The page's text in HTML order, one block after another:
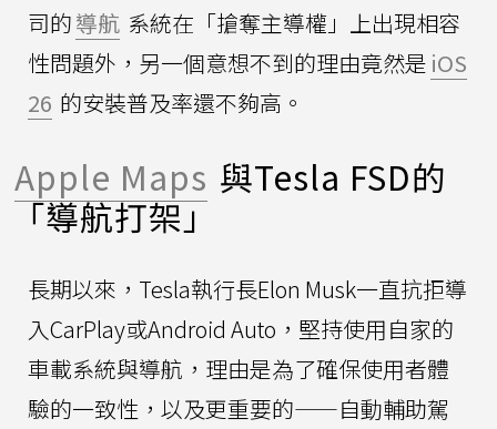
司的導航 系統在「搶奪主導權」上出現相容
性問題外，另一個意想不到的理由竟然是 iOS
26 的安裝普及率還不夠高。
Apple Maps 與Tesla FSD的
「導航打架」
長期以來，Tesla執行長Elon Musk一直抗拒導
入CarPlay或Android Auto，堅持使用自家的
車載系統與導航，理由是為了確保使用者體
驗的一致性，以及更重要的——自動輔助駕